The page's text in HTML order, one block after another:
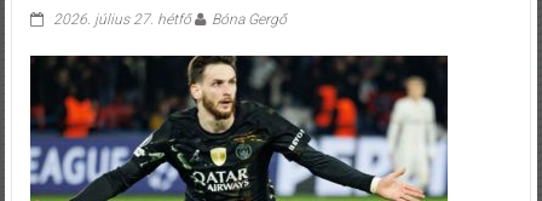
2026. július 27. hétfő Bóna Gergő